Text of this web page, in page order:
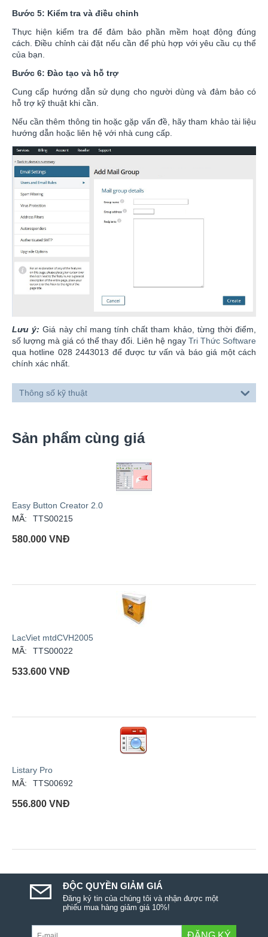
Bước 5: Kiểm tra và điều chỉnh
Thực hiện kiểm tra để đảm bảo phần mềm hoạt động đúng
cách. Điều chỉnh cài đặt nếu cần để phù hợp với yêu cầu cụ thể
của bạn.
Bước 6: Đào tạo và hỗ trợ
Cung cấp hướng dẫn sử dụng cho người dùng và đảm bảo có
hỗ trợ kỹ thuật khi cần.
Nếu cần thêm thông tin hoặc gặp vấn đề, hãy tham khảo tài liệu
hướng dẫn hoặc liên hệ với nhà cung cấp.
Lưu ý:Giá này chỉ mang tính chất tham khảo, từng thời điểm,
số lượng mà giá có thể thay đổi. Liên hệ ngay Tri Thức Software
qua hotline 028 2443013 để được tư vấn và báo giá một cách
chính xác nhất.
Thông số kỹ thuật
Sản phẩm cùng giá
Easy Button Creator 2.0
MÃ:
TTS00215
580.000 VNĐ
LacViet mtdCVH2005
MÃ:
TTS00022
533.600 VNĐ
Listary Pro
MÃ:
TTS00692
556.800 VNĐ
ĐỘC QUYỀN GIẢM GIÁ
Đăng ký tin của chúng tôi và nhận được một
phiếu mua hàng giảm giá 10%!